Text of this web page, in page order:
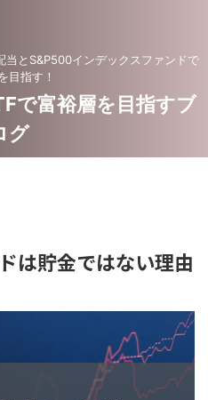
とS&P500インデックスファンドで
目指す！
で富裕層を目指すブ
グ
は貯金ではない理由